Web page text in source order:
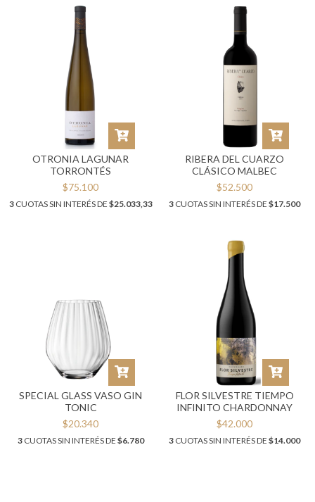
OTRONIA LAGUNAR
TORRONTÉS
$75.100
3CUOTAS SIN INTERÉS DE $25.033,33
RIBERA DEL CUARZO
CLÁSICO MALBEC
$52.500
3 CUOTAS SIN INTERÉS DE $17.500
SPECIAL GLASS VASO GIN
TONIC
$20.340
3CUOTAS SIN INTERÉS DE $6.780
FLOR SILVESTRE TIEMPO
INFINITO CHARDONNAY
$42.000
3 CUOTAS SIN INTERÉS DE $14.000